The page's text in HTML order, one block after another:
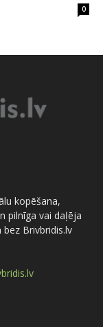
0
kopēšana,
pilnīga vai daļēja
Brivbridis.lv